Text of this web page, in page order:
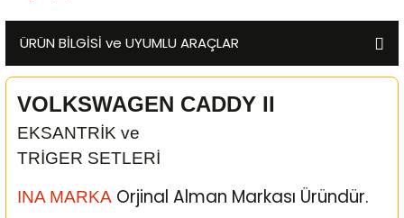
ÜRÜN BİLGİSİ ve UYUMLU ARAÇLAR
VOLKSWAGEN CADDY II
EKSANTRİK ve
TRİGER SETLERİ
INA MARKA Orjinal Alman Markası Üründür.